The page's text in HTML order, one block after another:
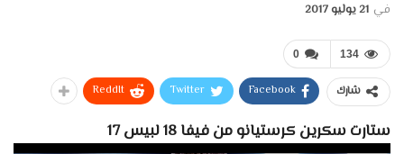
في 21 يوليو 2017
0 134
شارك Facebook
Twitter
ReddIt
ستارت سكرين كرستيانو من فيفا 18 لبيس 17